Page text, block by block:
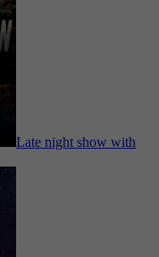
Late night show with